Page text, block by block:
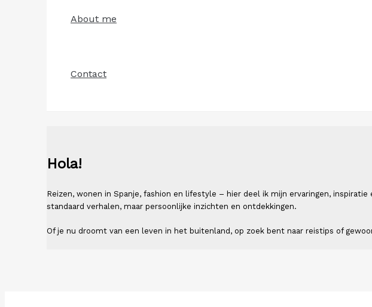
About me
Contact
Hola!
Reizen, wonen in Spanje, fashion en lifestyle – hier deel ik mijn ervaringen,
standaard verhalen, maar persoonlijke inzichten en ontdekkingen.
Of je nu droomt van een leven in het buitenland, op zoek bent naar reistips of